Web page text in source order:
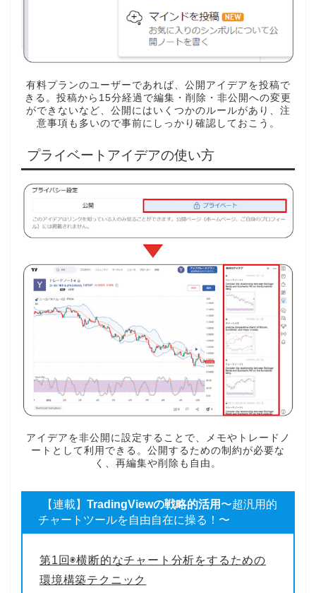
有料プランのユーザーであれば、公開アイデアを投稿で
きる。投稿から15分経過で編集・削除・非公開への変更
ができないなど、公開にはいくつかのルールがあり、注
意事項も多いので事前にしっかり確認しておこう。
プライベートアイデアの使い方
アイデアを非公開に設定することで、メモやトレードノ
ートとして利用できる。公開するための制約が必要な
く、再編集や削除も自由。
【連載】 TradingViewの戦略的活用 〜超汎用的
チャートツールを自由自在に操る！〜
第1回◉横断的なチャート分析をするための
環境構築テクニック